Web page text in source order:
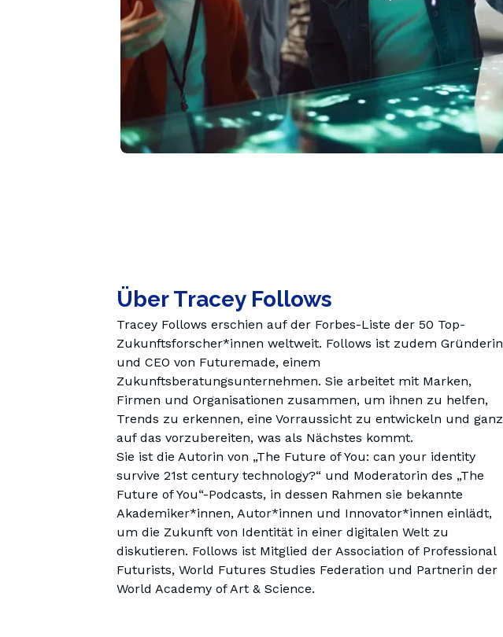
Über Tracey Follows
Tracey Follows erschien auf der Forbes-Liste der 50 Top-
Zukunftsforscher*innen weltweit. Follows ist zudem Gründerin
und CEO von Futuremade, einem
Zukunftsberatungsunternehmen. Sie arbeitet mit Marken,
Firmen und Organisationen zusammen, um ihnen zu helfen,
Trends zu erkennen, eine Vorraussicht zu entwickeln und ganz
Sie ist die Autorin von „The Future of You: can your identity
survive 21st century technology?“ und Moderatorin des „The
Future of You“-Podcasts, in dessen Rahmen sie bekannte
Akademiker*innen, Autor*innen und Innovator*innen einlädt,
um die Zukunft von Identität in einer digitalen Welt zu
diskutieren. Follows ist Mitglied der Association of Professional
Futurists, World Futures Studies Federation und Partnerin der